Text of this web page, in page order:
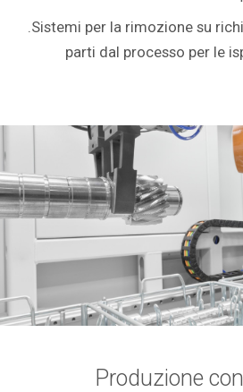
.Sistemi per la rimozione su
parti dal processo per le
Produzione